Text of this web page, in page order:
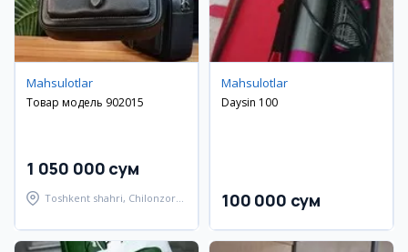
Mahsulotlar
Товар модель 902015
1 050 000 сум
Toshkent shahri, Chilonzor
Mahsulotlar
Daysin 100
100 000 сум